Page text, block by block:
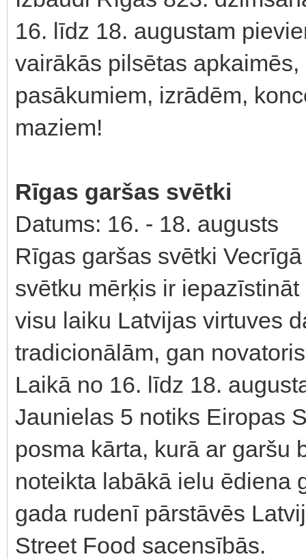
16. līdz 18. augustam
vairākās pilsētas
pasākumiem, izrādēm,
maziem!
Rīgas garšas svētki
Datums: 16. - 18. augusts
Rīgas garšas svētki
svētku mērķis ir
visu laiku Latvijas virtuves
tradicionālām, gan
Laikā no 16. līdz 18.
Jaunielas 5 notiks Eiropas
posma kārta, kurā ar garšu
noteikta labākā ielu ēdiena
gada rudenī pārstāvēs
Street Food sacensībās.